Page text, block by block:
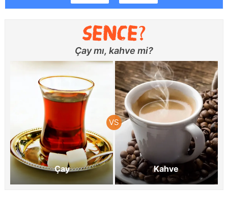
Çay mı, kahve mi?
Çay Kahve